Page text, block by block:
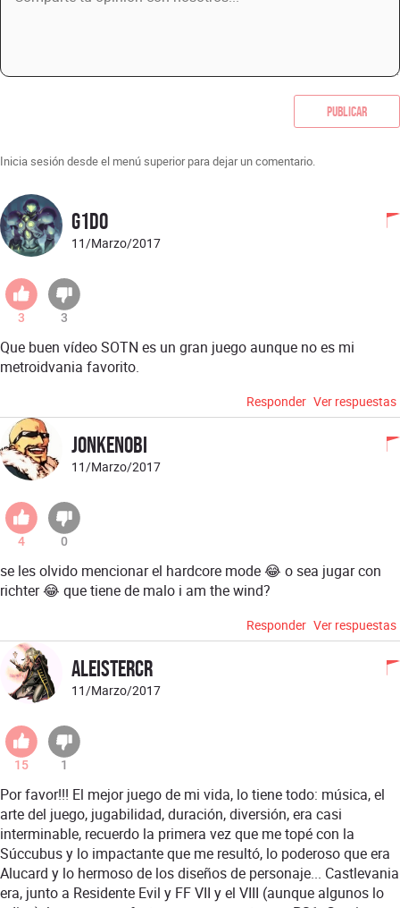
Publicar
Inicia sesión desde el menú superior para dejar un comentario.
G1D0
11/Marzo/2017
3 3
Que buen vídeo SOTN es un gran juego aunque no es mi
metroidvania favorito.
Responder Ver respuestas
jonkenobi
11/Marzo/2017
4 0
se les olvido mencionar el hardcore mode 😂 o sea jugar con
richter 😂 que tiene de malo i am the wind?
Responder Ver respuestas
Aleistercr
11/Marzo/2017
15 1
Por favor!!! El mejor juego de mi vida, lo tiene todo: música, el
arte del juego, jugabilidad, duración, diversión, era casi
interminable, recuerdo la primera vez que me topé con la
Súccubus y lo impactante que me resultó, lo poderoso que era
Alucard y lo hermoso de los diseños de personaje... Castlevania
era, junto a Residente Evil y FF VII y el VIII (aunque algunos lo